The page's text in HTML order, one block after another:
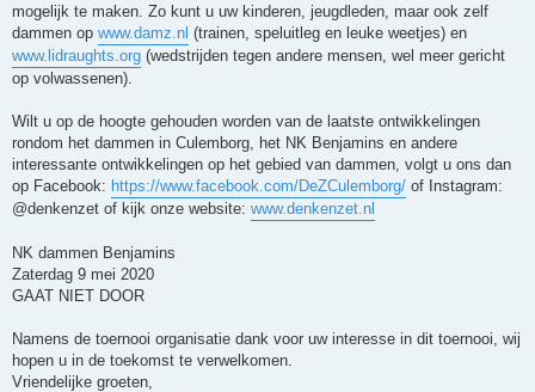
mogelijk te maken. Zo kunt u uw kinderen, jeugdleden, maar ook zelf
dammen op www.damz.nl (trainen, speluitleg en leuke weetjes) en
www.lidraughts.org (wedstrijden tegen andere mensen, wel meer gericht
op volwassenen).
Wilt u op de hoogte gehouden worden van de laatste ontwikkelingen
rondom het dammen in Culemborg, het NK Benjamins en andere
interessante ontwikkelingen op het gebied van dammen, volgt u ons dan
op Facebook: https://www.facebook.com/DeZCulemborg/ of Instagram:
@denkenzet of kijk onze website: www.denkenzet.nl
NK dammen Benjamins
Zaterdag 9 mei 2020
GAAT NIET DOOR
Namens de toernooi organisatie dank voor uw interesse in dit toernooi, wij
hopen u in de toekomst te verwelkomen.
Vriendelijke groeten,